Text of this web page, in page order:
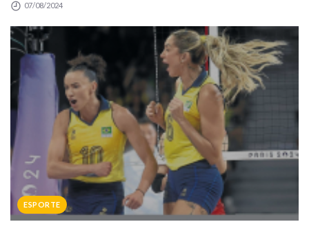
07/08/2024
ESPORTE